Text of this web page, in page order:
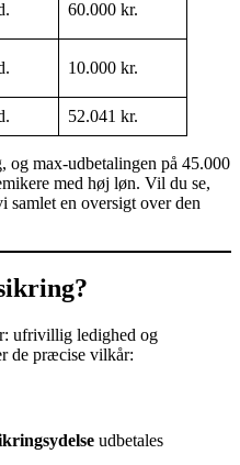
60.000 kr.
10.000 kr.
52.041 kr.
og max-udbetalingen på 45.000
med høj løn. Vil du se,
samlet en oversigt over den
ufrivillig ledighed og
de præcise vilkår:
udbetales